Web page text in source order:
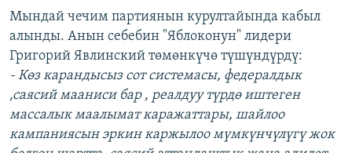
ДАНИСТЕ
ЭЖЕ-СИҢДИЛЕР
АЗАТТЫК+
ОНЛАЙН ШЕРИНЕ
Мындай чечим партиянын курултайында кабыл
алынды. Анын себебин "Яблоконун" лидери
Григорий Явлинский төмөнкүчө түшүндүрдү:
- Көз карандысыз сот системасы, федералдык
,саясий мааниси бар , реалдуу түрдө иштеген
массалык маалымат каражаттары, шайлоо
кампаниясын эркин каржылоо мүмкүнчүлүгү жок